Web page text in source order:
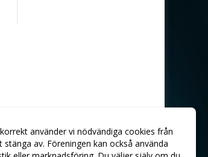
använder vi nödvändiga cookies från
av. Föreningen kan också använda